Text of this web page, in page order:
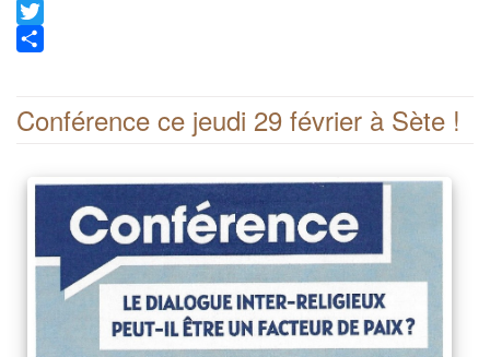
Facebook
Twitter
Conférence ce jeudi 29 février à Sète !